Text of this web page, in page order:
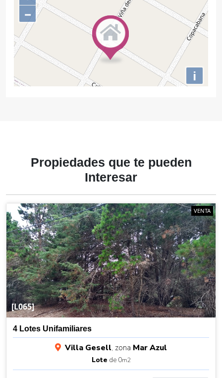
−
i
Propiedades que te pueden
Interesar
[L065]
VENTA
4 Lotes Unifamiliares
Villa Gesell, zona Mar Azul
Lote de 0m2